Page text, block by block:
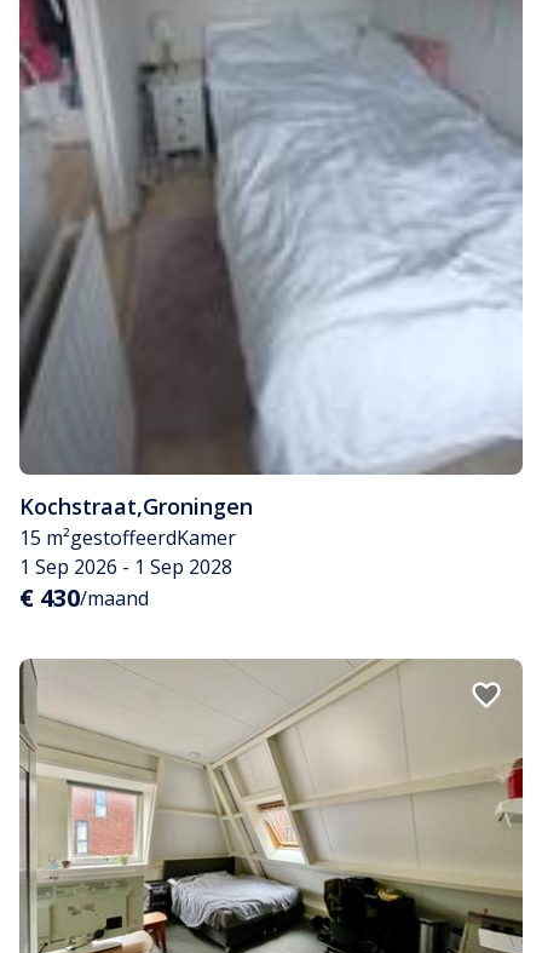
Kochstraat,Groningen
15 m²gestoffeerdKamer
1 Sep 2026 - 1 Sep 2028
€ 430/maand